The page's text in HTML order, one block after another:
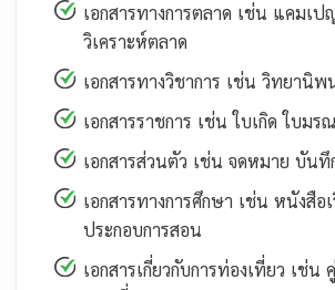
เอกสารทางการตลาด เช่น แคมเป
วิเคราะห์ตลาด
เอกสารทางวิชาการ เช่น วิทยานิพ
เอกสารราชการ เช่น ใบเกิด ใบมร
เอกสารส่วนตัว เช่น จดหมาย บันทึ
เอกสารทางการศึกษา เช่น หนังสือ
ประกอบการสอน
เอกสารเกี่ยวกับการท่องเที่ยว เช่น